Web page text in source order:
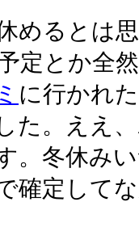
めるとは
定とか全
に行かれ
た。ええ
。冬休み
確定して